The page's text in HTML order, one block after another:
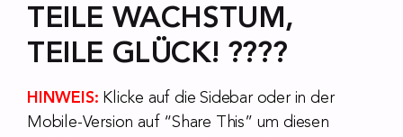
TEILE WACHSTUM,
TEILE GLÜCK! ????
HINWEIS: Klicke auf die Sidebar oder in der
Mobile-Version auf “Share This” um diesen